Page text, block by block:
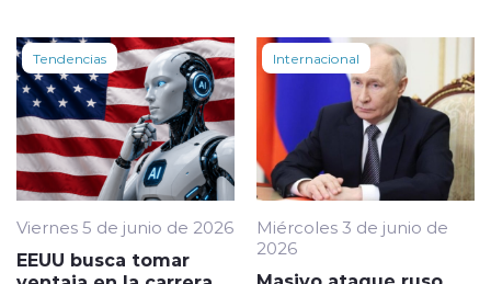
Tendencias
Viernes 5 de junio de 2026
EEUU busca tomar
Internacional
Miércoles 3 de junio de
2026